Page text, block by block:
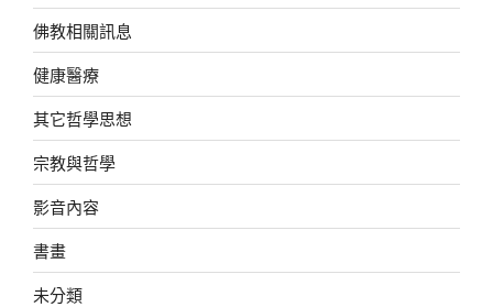
佛教相關訊息
健康醫療
其它哲學思想
宗教與哲學
影音內容
書畫
未分類